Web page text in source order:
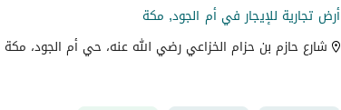
أرض تجارية للإيجار في أم الجود, مكة
شارع حازم بن حزام الخزاعي رضي الله عنه، حي أم الجود، مكة